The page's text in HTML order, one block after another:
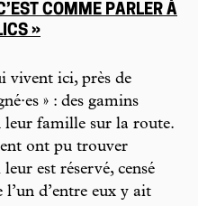
COMME PARLER À
»
vivent ici, près de
» : des gamins
leur famille sur la route.
ont pu trouver
est réservé, censé
d’entre eux y ait